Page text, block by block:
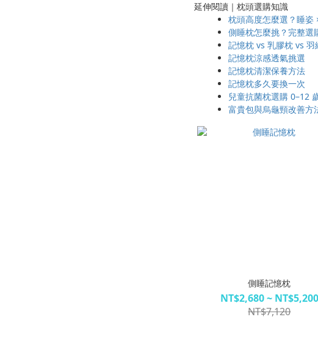
延伸閱讀｜枕頭選購知識
枕頭高度怎麼選？睡姿
側睡枕怎麼挑？完整選
記憶枕 vs 乳膠枕 vs 羽
記憶枕涼感透氣挑選
記憶枕清潔保養方法
記憶枕多久要換一次
兒童抗菌枕選購 0–12
富貴包與烏龜頸改善方
側睡記憶枕
NT$2,680 ~ NT$5,200
NT$7,120